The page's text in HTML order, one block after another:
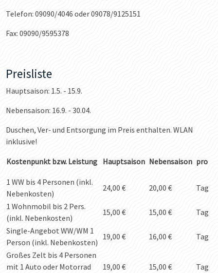
Telefon: 09090/4046 oder 09078/9125151
Fax: 09090/9595378
Preisliste
Hauptsaison: 1.5. - 15.9.
Nebensaison: 16.9. - 30.04.
Duschen, Ver- und Entsorgung im Preis enthalten. WLAN
inklusive!
Kostenpunkt bzw. Leistung Hauptsaison Nebensaison pro
1 WW bis 4 Personen (inkl.
Nebenkosten)
24,00 € 20,00 €
Tag
1 Wohnmobil bis 2 Pers.
(inkl. Nebenkosten)
15,00 € 15,00 €
Tag
Single-Angebot WW/WM 1
Person (inkl. Nebenkosten)
19,00 € 16,00 €
Tag
Großes Zelt bis 4 Personen
mit 1 Auto oder Motorrad
19,00 € 15,00 € Tag